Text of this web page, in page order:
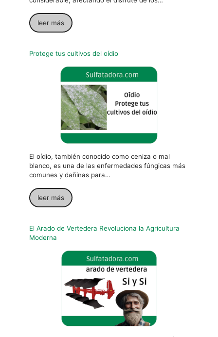
leer más
Protege tus cultivos del oídio
El oídio, también conocido como ceniza o mal
blanco, es una de las enfermedades fúngicas más
comunes y dañinas para…
leer más
El Arado de Vertedera Revoluciona la Agricultura
Moderna